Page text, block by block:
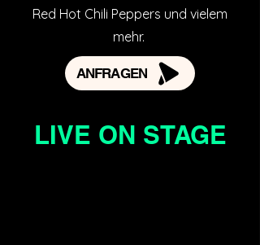
Red Hot Chili Peppers und vielem
mehr.
ANFRAGEN
LIVE ON STAGE